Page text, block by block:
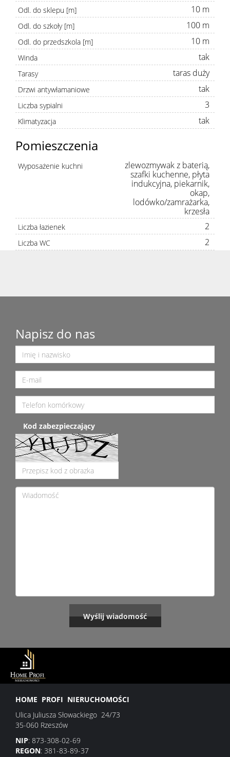
Odl. do sklepu [m] 10 m
Odl. do szkoły [m] 100 m
Odl. do przedszkola [m] 10 m
Winda tak
Tarasy taras duży
Drzwi antywłamaniowe tak
Liczba sypialni 3
Klimatyzacja tak
Pomieszczenia
Wyposażenie kuchni
zlewozmywak z baterią,
szafki kuchenne, płyta
indukcyjna, piekarnik,
okap,
lodówko/zamrażarka,
krzesła
Liczba łazienek 2
Liczba WC 2
Napisz do nas
Kod zabezpieczający
HOME PROFI NIERUCHOMOŚCI
Ulica Juliusza Słowackiego 24/73
35-060 Rzeszów
NIP: 873-308-02-69
REGON: 381-83-89-37